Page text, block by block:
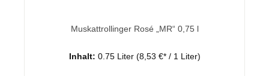
Muskattrollinger Rosé „MR“ 0,75 l
Inhalt: 0.75 Liter (8,53 €* / 1 Liter)